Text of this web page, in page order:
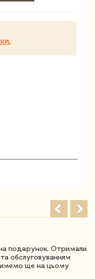
на подарунок. Отримали
обслуговуванням
ще на цьому